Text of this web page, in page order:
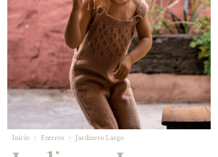
Inicio > Enteros > Jardinero Largo